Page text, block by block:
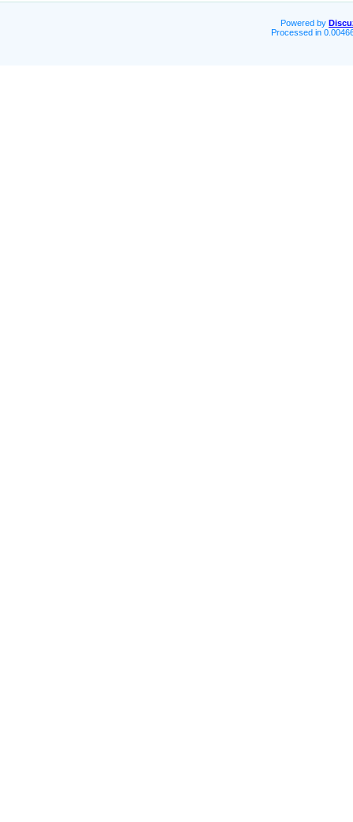
Powered by
Processed in